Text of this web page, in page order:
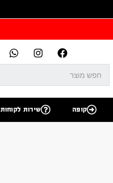
קופה שירות לקוחות